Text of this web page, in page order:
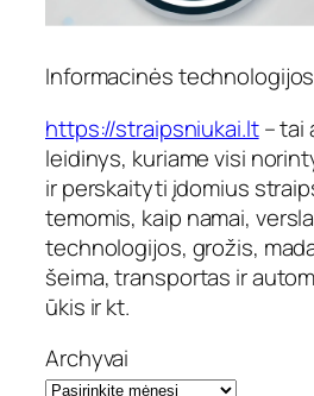
Informacinės
https://straipsniukai.lt– tai
leidinys, kuriame visi
ir perskaityti įdomius
temomis, kaip namai,
technologijos, grožis,
šeima, transportas ir
ūkis ir kt.
Archyvai